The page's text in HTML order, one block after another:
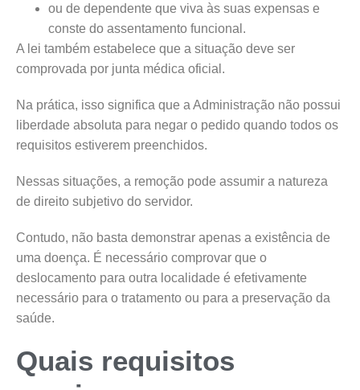
ou de dependente que viva às suas expensas e
conste do assentamento funcional.
A lei também estabelece que a situação deve ser
comprovada por junta médica oficial.
Na prática, isso significa que a Administração não possui
liberdade absoluta para negar o pedido quando todos os
requisitos estiverem preenchidos.
Nessas situações, a remoção pode assumir a natureza
de direito subjetivo do servidor.
Contudo, não basta demonstrar apenas a existência de
uma doença. É necessário comprovar que o
deslocamento para outra localidade é efetivamente
necessário para o tratamento ou para a preservação da
saúde.
Quais requisitos